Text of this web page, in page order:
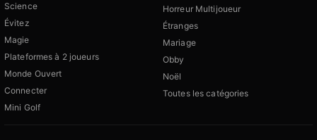
Science
Évitez
Magie
Plateformes à 2 joueurs
Monde Ouvert
Connecter
Mini Golf
Horreur Multijoueur
Étranges
Mariage
Obby
Noël
Toutes les catégories